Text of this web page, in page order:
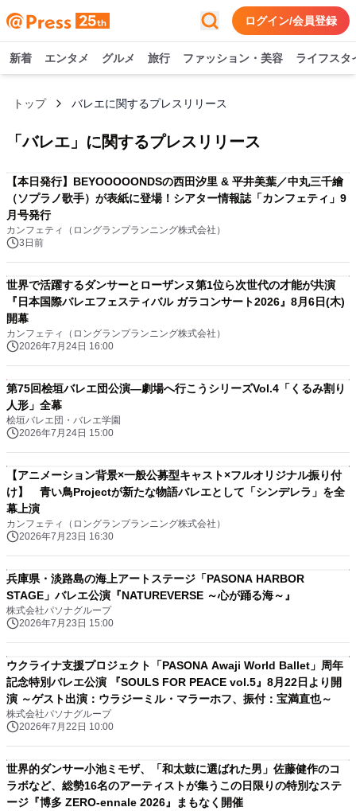
ログイン/会員登録
新着 エンタメ グルメ 旅行 ファッション・美容 ライフスタ
トップ バレエに関するプレスリリース
「バレエ 」に関するプレスリリース
【本日発行】BEYOOOOONDSの西田汐里 & 平井美葉／中丸三千繪
（ソプラノ歌手）が表紙に登場！シアター情報誌「カンフェティ」9
月号発行
カンフェティ（ロングランプランニング株式会社）
3日前
世界で活躍するダンサーとローザンヌ第1位ら次世代の才能が共演
『日本国際バレエフェスティバル ガラコンサート2026』8月6日(木)
開幕
カンフェティ（ロングランプランニング株式会社）
2026年7月24日 16:00
第75回桧垣バレエ団公演―劇場へ行こうシリーズVol.4「くるみ割り
人形」全幕
桧垣バレエ団・バレエ学園
2026年7月24日 15:00
【アニメーション背景×一般公募型キャスト×フルオリジナル振り付
け】 青い鳥Projectが新たな物語バレエとして「シンデレラ」を全
幕上演
カンフェティ（ロングランプランニング株式会社）
2026年7月23日 16:30
兵庫県・淡路島の海上アートステージ「PASONA HARBOR
STAGE」バレエ公演『NATUREVERSE ～心が踊る海～』
株式会社パソナグループ
2026年7月23日 15:00
ウクライナ支援プロジェクト「PASONA Awaji World Ballet」周年
記念特別バレエ公演 『SOULS FOR PEACE vol.5』8月22日より開
演 ～ゲスト出演：ウラジーミル・マラーホフ、振付：宝満直也～
株式会社パソナグループ
2026年7月22日 10:00
世界的ダンサー小池ミモザ、「和太鼓に選ばれた男」佐藤健作のコ
ラボなど、総勢16名のアーティストが集うこの日限りの特別なステ
ージ『博多 ZERO-ennale 2026』まもなく開催